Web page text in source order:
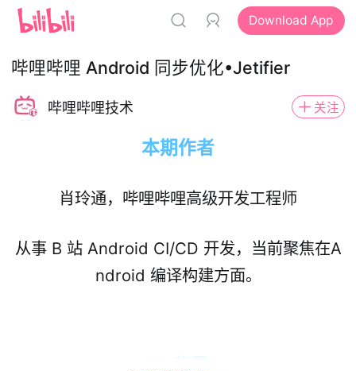
Download App
哔哩哔哩 Android 同步优化•Jetifier
哔哩哔哩技术 关注
本期作者
肖玲通，哔哩哔哩高级开发工程师
从事 B 站 Android CI/CD 开发，当前聚焦在A
ndroid 编译构建方面。